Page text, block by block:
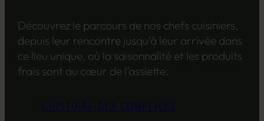
Découvrez le parcours de nos chefs cuisiniers,
depuis leur rencontre jusqu’à leur arrivée dans
ce lieu unique, où la saisonnalité et les produits
frais sont au cœur de l’assiette.
L’HISTOIRE DES COMPLICES